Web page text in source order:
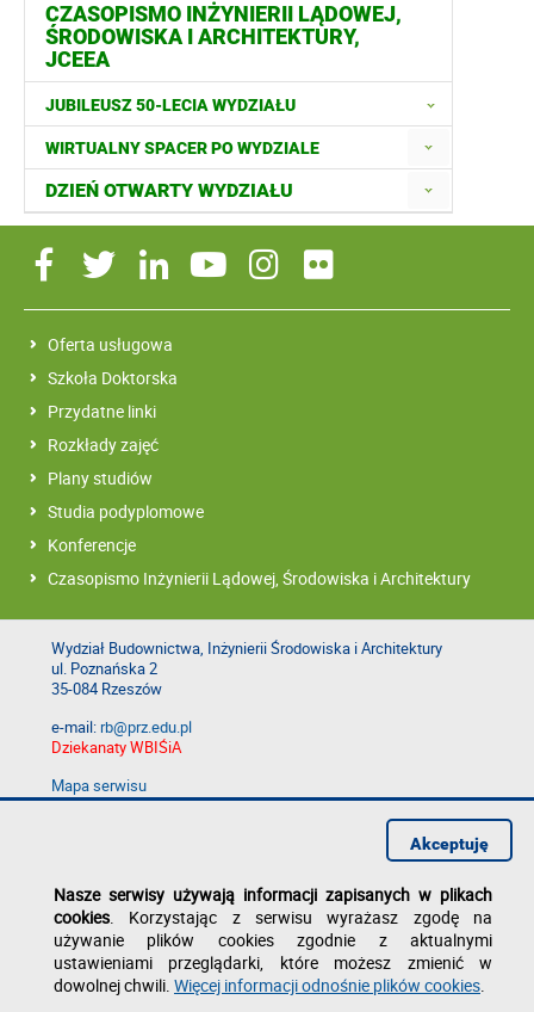
CZASOPISMO INŻYNIERII LĄDOWEJ,
ŚRODOWISKA I ARCHITEKTURY,
JCEEA
JUBILEUSZ 50-LECIA WYDZIAŁU
WIRTUALNY SPACER PO WYDZIALE
DZIEŃ OTWARTY WYDZIAŁU
Oferta usługowa
Szkoła Doktorska
Przydatne linki
Rozkłady zajęć
Plany studiów
Studia podyplomowe
Konferencje
Czasopismo Inżynierii Lądowej, Środowiska i Architektury
Wydział Budownictwa, Inżynierii Środowiska i Architektury
ul. Poznańska 2
35-084 Rzeszów
e-mail:rb@prz.edu.pl
Dziekanaty WBIŚiA
Mapa serwisu
Deklaracja dostępności
Nasze serwisy używają informacji zapisanych w plikach
cookies. Korzystając z serwisu wyrażasz zgodę na
używanie plików cookies zgodnie z aktualnymi
ustawieniami przeglądarki, które możesz zmienić w
dowolnej chwili. Więcej informacji odnośnie plików cookies.
Akceptuję